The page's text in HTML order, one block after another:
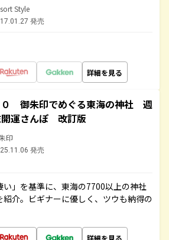
Style
発売
詳細を見る
０ 御朱印でめぐる東海の神社 週
運さんぽ 改訂版
印
発売
い」を基準に、東海の7700以上の神社
介。ビギナーに優しく、ツウも納得の
詳細を見る